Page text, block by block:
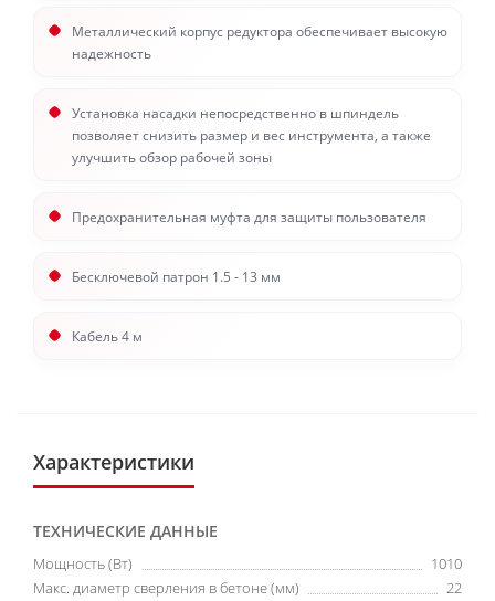
Металлический корпус редуктора обеспечивает высокую
надежность
Установка насадки непосредственно в шпиндель
позволяет снизить размер и вес инструмента, а также
улучшить обзор рабочей зоны
Предохранительная муфта для защиты пользователя
Бесключевой патрон 1.5 - 13 мм
Кабель 4 м
Характеристики
ТЕХНИЧЕСКИЕ ДАННЫЕ
Мощность (Вт)
1010
Макс. диаметр сверления в бетоне (мм)
22